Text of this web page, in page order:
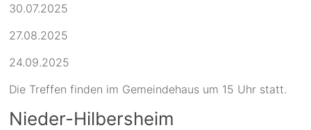
30.07.2025
27.08.2025
24.09.2025
Die Treffen finden im Gemeindehaus um 15 Uhr statt.
Nieder-Hilbersheim